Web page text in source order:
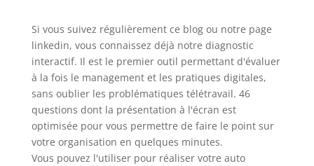
Si vous suivez régulièrement ce blog ou notre page
linkedin, vous connaissez déjà notre diagnostic
interactif. Il est le premier outil permettant d'évaluer
à la fois le management et les pratiques digitales,
sans oublier les problématiques télétravail. 46
questions dont la présentation à l'écran est
optimisée pour vous permettre de faire le point sur
votre organisation en quelques minutes.
Vous pouvez l'utiliser pour réaliser votre auto